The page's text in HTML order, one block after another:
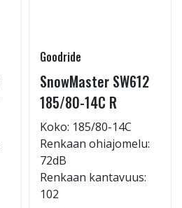
Goodride
SnowMaster SW612
185/80-14C R
Koko: 185/80-14C
Renkaan ohiajomelu:
72dB
Renkaan kantavuus:
102